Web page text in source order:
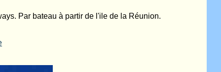
Par bateau à partir de l'ile de la Réunion.